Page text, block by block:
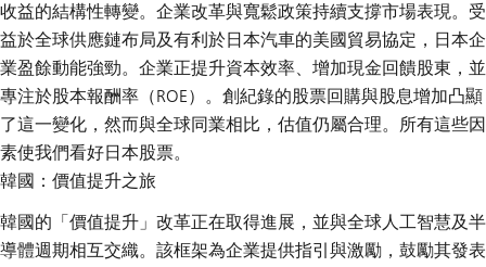
收益的結構性轉變。企業改革與寬鬆政策持續支撐市場表現。受
益於全球供應鏈布局及有利於日本汽車的美國貿易協定，日本企
業盈餘動能強勁。企業正提升資本效率、增加現金回饋股東，並
專注於股本報酬率（ROE）。創紀錄的股票回購與股息增加凸顯
了這一變化，然而與全球同業相比，估值仍屬合理。所有這些因
素使我們看好日本股票。
韓國：價值提升之旅
韓國的「價值提升」改革正在取得進展，並與全球人工智慧及半
導體週期相互交織。該框架為企業提供指引與激勵，鼓勵其發表